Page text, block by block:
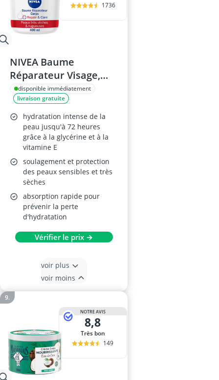
1736
NIVEA Baume
Réparateur Visage,
Corps & Mains 400 ml
disponible immédiatement
livraison gratuite
hydratation intense de la
peau jusqu'à 72 heures
grâce à la glycérine et à la
vitamine E
soulagement et protection
des peaux sensibles et très
sèches
absorption rapide pour
prévenir la perte
d'hydratation
Vérifier le prix →
voir plus
voir moins
NOTRE AVIS
8,8
Très bon
149